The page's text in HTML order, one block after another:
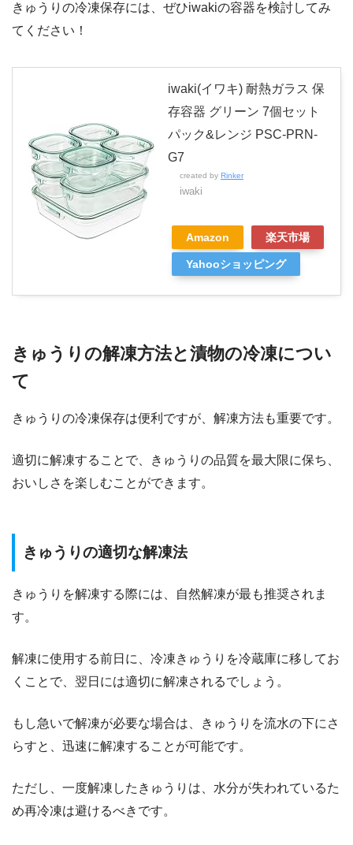
きゅうりの冷凍保存には、ぜひiwakiの容器を検討してみ
てください！
iwaki(イワキ) 耐熱ガラス 保
存容器 グリーン 7個セット
パック&レンジ PSC-PRN-
G7
created by Rinker
iwaki
Amazon 楽天市場
Yahooショッピング
きゅうりの解凍方法と漬物の冷凍につい
て
きゅうりの冷凍保存は便利ですが、解凍方法も重要です。
適切に解凍することで、きゅうりの品質を最大限に保ち、
おいしさを楽しむことができます。
​​きゅうりの適切な解凍法
きゅうりを解凍する際には、自然解凍が最も推奨されま
す。
解凍に使用する前日に、冷凍きゅうりを冷蔵庫に移してお
くことで、翌日には適切に解凍されるでしょう。
もし急いで解凍が必要な場合は、きゅうりを流水の下にさ
らすと、迅速に解凍することが可能です。
ただし、一度解凍したきゅうりは、水分が失われているた
め再冷凍は避けるべきです。